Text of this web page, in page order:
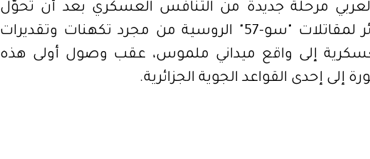
مرحلة جديدة من التنافس العسكري بعد أن تحوّل
الحديث عن امتلاك الجزائر لمقاتلات "سو-57" الروسية من مجرد تكهنات وتقديرات
إلى واقع ميداني ملموس، عقب وصول أولى هذه
إلى إحدى القواعد الجوية الجزائرية.